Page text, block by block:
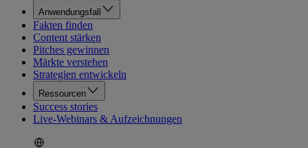
Anwendungsfall
Fakten finden
Content stärken
Pitches gewinnen
Märkte verstehen
Strategien entwickeln
Ressourcen
Success stories
Live-Webinars & Aufzeichnungen